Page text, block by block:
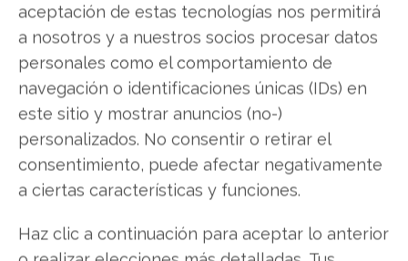
aceptación de estas tecnologías nos permitirá
a nosotros y a nuestros socios procesar datos
personales como el comportamiento de
navegación o identificaciones únicas (IDs) en
este sitio y mostrar anuncios (no-)
personalizados. No consentir o retirar el
consentimiento, puede afectar negativamente
a ciertas características y funciones.
Haz clic a continuación para aceptar lo anterior
incluso con inversiones modestas. Aprenderás
concretamente cómo transformar USD 500 en
USD 266.902 en 10 años siguiendo una
estrategia probada, qué errores debes evitar
absolutamente, y por qué cada minuto que no
apliques esta estrategia estás dejando dinero
sobre la mesa.Descubre cómo construir tu
línea dorada